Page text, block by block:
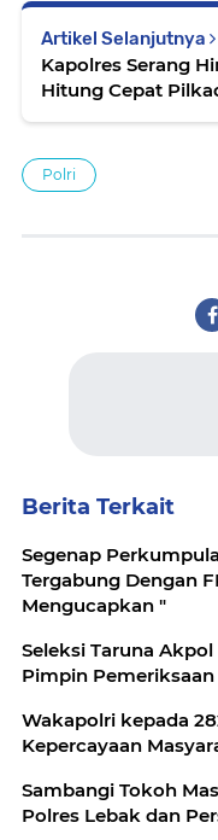
Artikel Selanjutnya
Kapolres Serang
Hitung Cepat
Polri
Berita Terkait
Segenap
Tergabung Dengan
Mengucapkan "
Seleksi Taruna
Pimpin
Wakapolri kepada
Kepercayaan
Sambangi Tokoh
Polres Lebak dan